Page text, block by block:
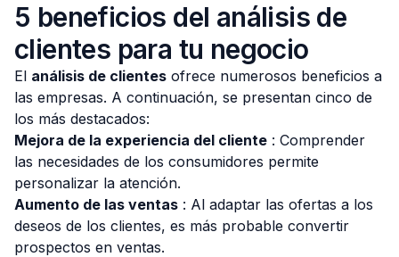
5 beneficios del análisis de
clientes para tu negocio
El análisis de clientes ofrece numerosos beneficios a
las empresas. A continuación, se presentan cinco de
los más destacados:
Mejora de la experiencia del cliente : Comprender
las necesidades de los consumidores permite
personalizar la atención.
Aumento de las ventas : Al adaptar las ofertas a los
deseos de los clientes, es más probable convertir
prospectos en ventas.